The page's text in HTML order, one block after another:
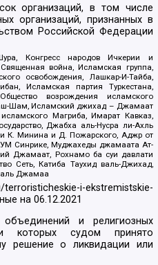
организаций, в том числе
организаций, признанных в
Российской Федерации
Конгресс народов Ичкерии и
война, Исламская группа,
освобождения, Лашкар-И-Тайба,
Исламская партия Туркестана,
возрождения исламского
Шам, Исламский джихад – Джамаат
Магриба, Имарат Кавказ,
Джабха аль-Нусра ли-Ахль
К. Минина и Д. Пожарского, Аджр от
Синрике, Муджахеды джамаата Ат-
Джамаат, Рохнамо ба суи давлати
Сеть, Катиба Таухид валь-Джихад,
Джамаа
terroristicheskie-i-ekstremistskie-
на06.12.2021
и религиозных
которых судом принято
решение о ликвидации или